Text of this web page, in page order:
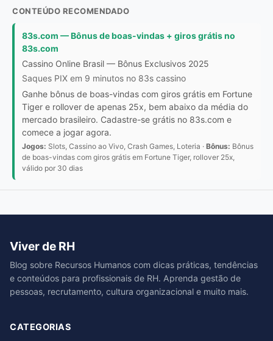
CONTEÚDO RECOMENDADO
83s.com — Bônus de boas-vindas + giros grátis no
83s.com
Cassino Online Brasil — Bônus Exclusivos 2025
Saques PIX em 9 minutos no 83s cassino
Ganhe bônus de boas-vindas com giros grátis em Fortune
Tiger e rollover de apenas 25x, bem abaixo da média do
mercado brasileiro. Cadastre-se grátis no 83s.com e
comece a jogar agora.
Jogos: Slots, Cassino ao Vivo, Crash Games, Loteria · Bônus: Bônus
de boas-vindas com giros grátis em Fortune Tiger, rollover 25x,
válido por 30 dias
Viver de RH
Blog sobre Recursos Humanos com dicas práticas, tendências
e conteúdos para profissionais de RH. Aprenda gestão de
pessoas, recrutamento, cultura organizacional e muito mais.
CATEGORIAS